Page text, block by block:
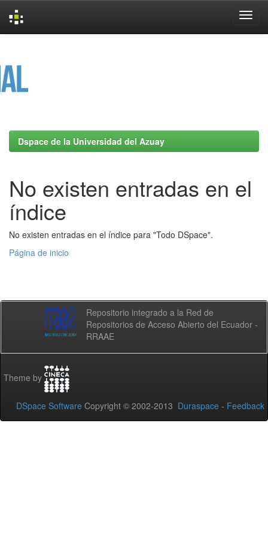
Dspace de la Universidad del Azuay
No existen entradas en el
índice
No existen entradas en el índice para "Todo DSpace".
Página de inicio
Repositorio integrado a la Red de
Repositorios de Acceso Abierto del Ecuador -
RRAAE
Theme by
DSpace Software Copyright © 2002-2013 Duraspace - Feedback